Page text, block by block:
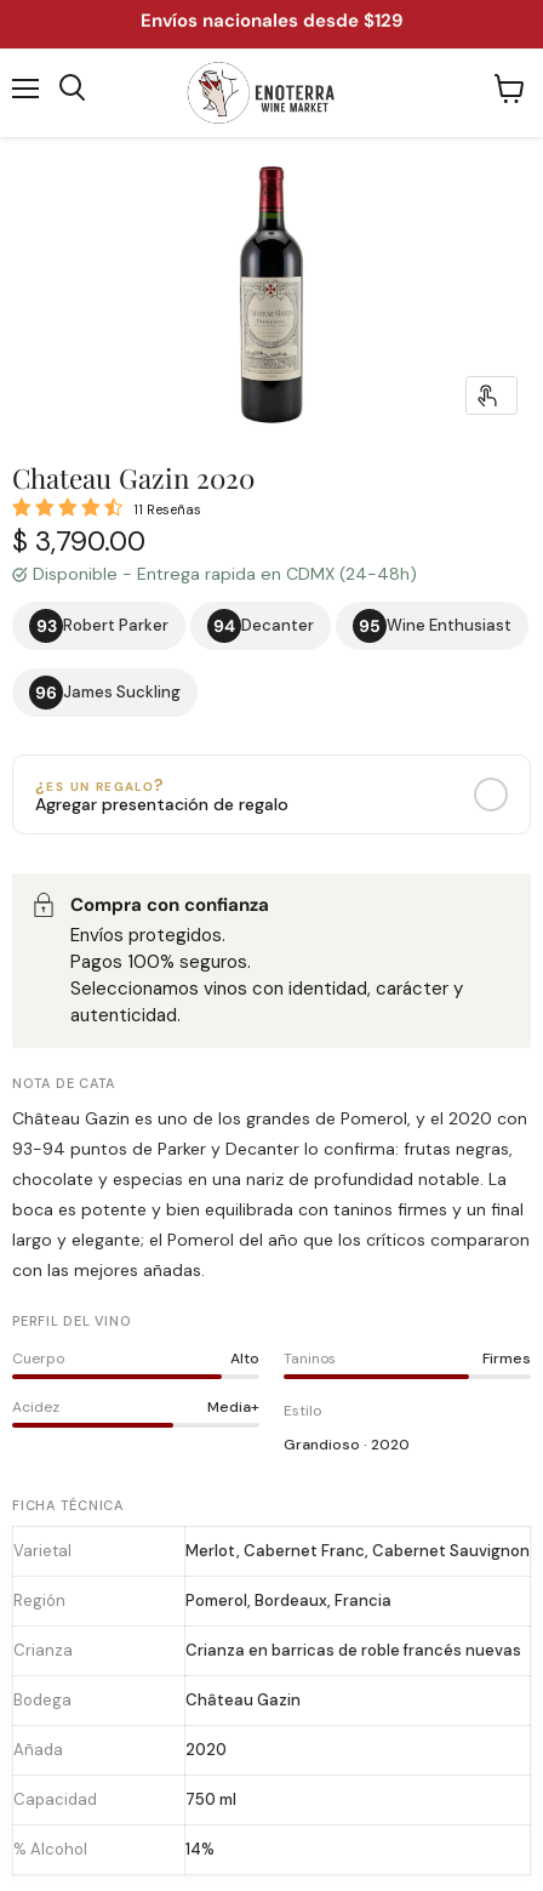
Envíos nacionales desde $129
Chateau Gazin 2020
11 Reseñas
Precio actual
$ 3,790.00
Disponible - Entrega rapida en CDMX (24-48h)
93 Robert Parker 94 Decanter 95 Wine Enthusiast
96 James Suckling
¿es un regalo?
Agregar presentación de regalo
Compra con confianza
Envíos protegidos.
Pagos 100% seguros.
Seleccionamos vinos con identidad, carácter y
autenticidad.
NOTA DE CATA
Château Gazin es uno de los grandes de Pomerol, y el 2020 con
93-94 puntos de Parker y Decanter lo confirma: frutas negras,
chocolate y especias en una nariz de profundidad notable. La
boca es potente y bien equilibrada con taninos firmes y un final
largo y elegante; el Pomerol del año que los críticos compararon
con las mejores añadas.
PERFIL DEL VINO
Cuerpo Alto Taninos Firmes
Acidez Media+
Estilo
Grandioso · 2020
FICHA TÉCNICA
Varietal Merlot, Cabernet Franc, Cabernet Sauvignon
Región Pomerol, Bordeaux, Francia
Crianza Crianza en barricas de roble francés nuevas
Bodega Château Gazin
Añada 2020
Capacidad 750 ml
% Alcohol 14%